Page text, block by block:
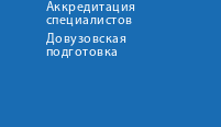
Аккредитация
специалистов
Довузовская
подготовка